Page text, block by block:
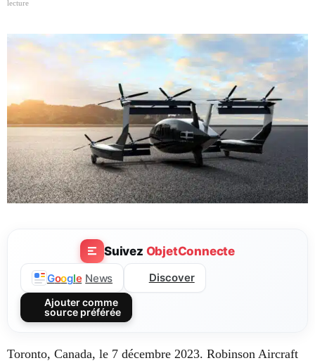
lecture
Suivez ObjetConnecte
Google News Discover
Ajouter comme
source préférée
Toronto, Canada, le 7 décembre 2023. Robinson Aircraft